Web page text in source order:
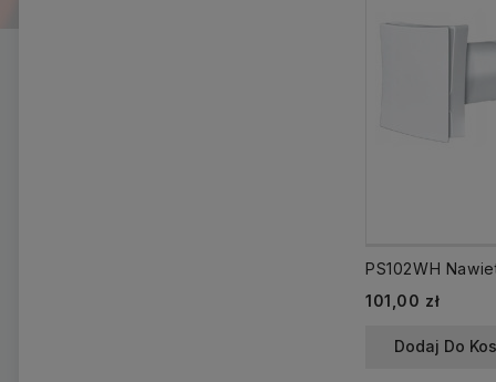
Cena
101,00 zł
Dodaj Do